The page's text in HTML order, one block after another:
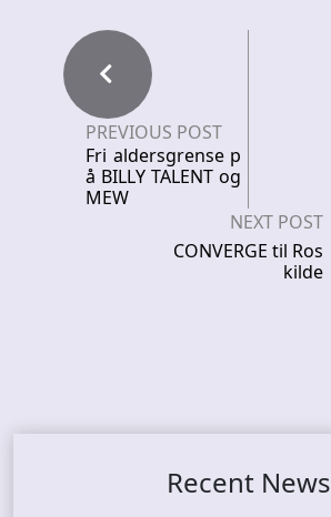
PREVIOUS POST
Fri aldersgrense p
å BILLY TALENT og
MEW
NEXT POST
CONVERGE til Ros
kilde
Recent News